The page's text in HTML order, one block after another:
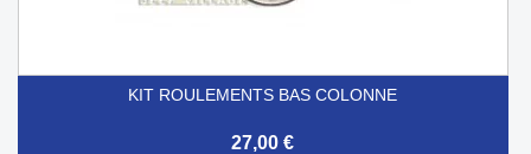
KIT ROULEMENTS BAS COLONNE
27,00 €